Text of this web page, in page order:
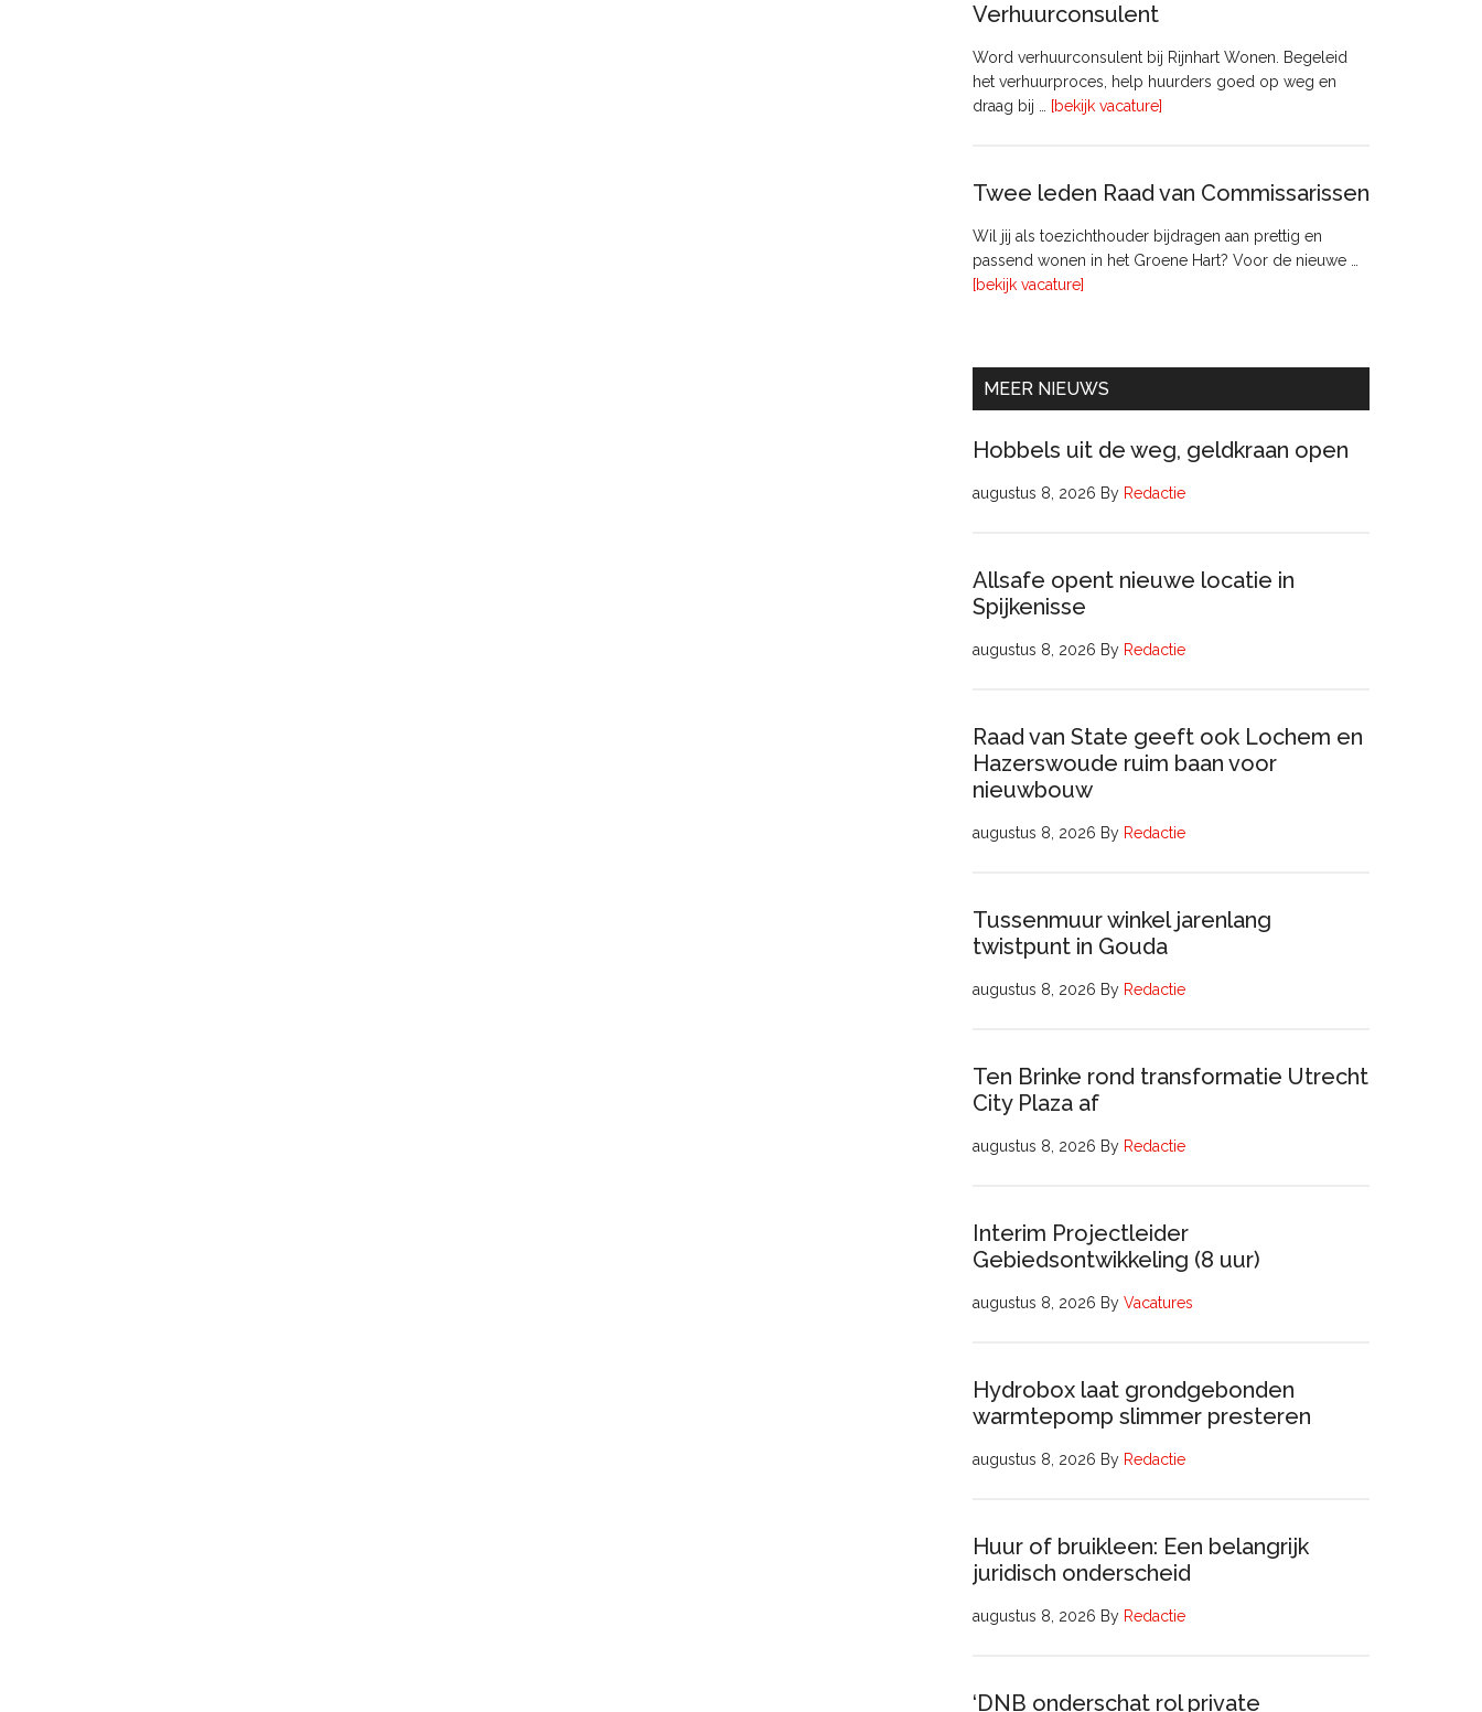
Onderhoud
Pyloon
Vastgoedmanagement
Verhuurconsulent
Word verhuurconsulent bij Rijnhart Wonen. Begeleid
het verhuurproces, help huurders goed op weg en
draag bij …
[bekijk vacature]
Twee leden Raad van Commissarissen
Wil jij als toezichthouder bijdragen aan prettig en
passend wonen in het Groene Hart? Voor de nieuwe …
[bekijk vacature]
Commissarissen
MEER NIEUWS
Hobbels uit de weg, geldkraan open
augustus 8, 2026 By Redactie
Allsafe opent nieuwe locatie in
Spijkenisse
augustus 8, 2026 By Redactie
Raad van State geeft ook Lochem en
Hazerswoude ruim baan voor
nieuwbouw
augustus 8, 2026 By Redactie
Tussenmuur winkel jarenlang
twistpunt in Gouda
augustus 8, 2026 By Redactie
Ten Brinke rond transformatie Utrecht
City Plaza af
augustus 8, 2026 By Redactie
Interim Projectleider
Gebiedsontwikkeling (8 uur)
augustus 8, 2026 By Vacatures
Hydrobox laat grondgebonden
warmtepomp slimmer presteren
augustus 8, 2026 By Redactie
Huur of bruikleen: Een belangrijk
juridisch onderscheid
augustus 8, 2026 By Redactie
‘DNB onderschat rol private